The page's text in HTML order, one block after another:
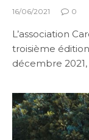
16/06/2021 0
L’association
troisième
décembre